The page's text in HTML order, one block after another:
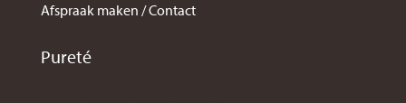
Afspraak maken / Contact
Pureté